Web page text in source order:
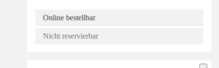
Online bestellbar
Nicht reservierbar